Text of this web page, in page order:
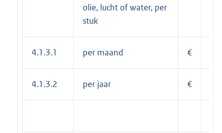
olie, lucht of water, per
stuk
4.1.3.1 per maand €
4.1.3.2 per jaar €